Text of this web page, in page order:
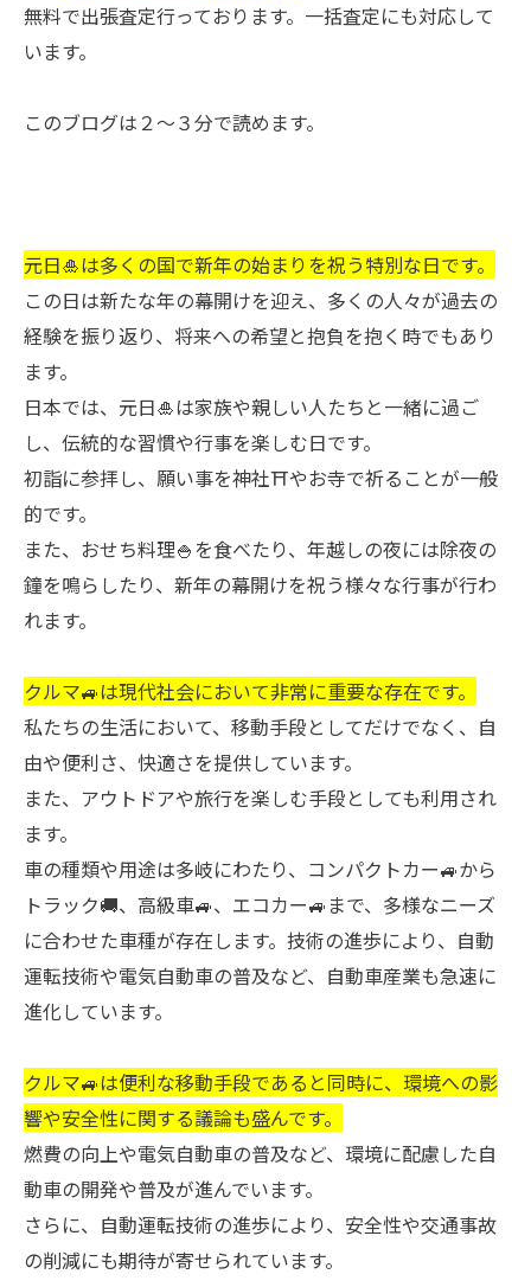
無料で出張査定行っております。一括査定にも対応して
います。
このブログは２～３分で読めます。
元日🎍は多くの国で新年の始まりを祝う特別な日です。
この日は新たな年の幕開けを迎え、多くの人々が過去の
経験を振り返り、将来への希望と抱負を抱く時でもあり
ます。
日本では、元日🎍は家族や親しい人たちと一緒に過ご
し、伝統的な習慣や行事を楽しむ日です。
初詣に参拝し、願い事を神社⛩やお寺で祈ることが一般
的です。
また、おせち料理🍚を食べたり、年越しの夜には除夜の
鐘を鳴らしたり、新年の幕開けを祝う様々な行事が行わ
れます。
クルマ🚙は現代社会において非常に重要な存在です。
私たちの生活において、移動手段としてだけでなく、自
由や便利さ、快適さを提供しています。
また、アウトドアや旅行を楽しむ手段としても利用され
ます。
車の種類や用途は多岐にわたり、コンパクトカー🚙から
トラック🚚、高級車🚙、エコカー🚙まで、多様なニーズ
に合わせた車種が存在します。技術の進歩により、自動
運転技術や電気自動車の普及など、自動車産業も急速に
進化しています。
クルマ🚙は便利な移動手段であると同時に、環境への影
響や安全性に関する議論も盛んです。
燃費の向上や電気自動車の普及など、環境に配慮した自
動車の開発や普及が進んでいます。
さらに、自動運転技術の進歩により、安全性や交通事故
の削減にも期待が寄せられています。